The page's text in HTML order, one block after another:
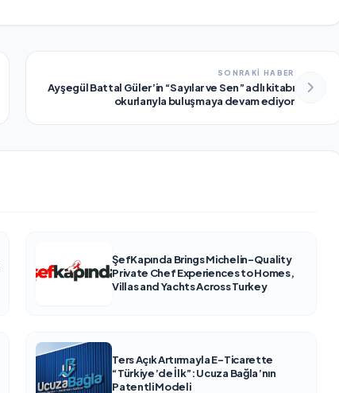
SONRAKİ HABER
Ayşegül Battal Güler’in “Sayılar ve Sen” adlı kitabı
okurlarıyla buluşmaya devam ediyor
ŞefKapında Brings Michelin-Quality
Private Chef Experiences to Homes,
Villas and Yachts Across Turkey
Ters Açık Artırmayla E-Ticarette
“Türkiye’de İlk”: Ucuza Bağla’nın
Patentli Modeli